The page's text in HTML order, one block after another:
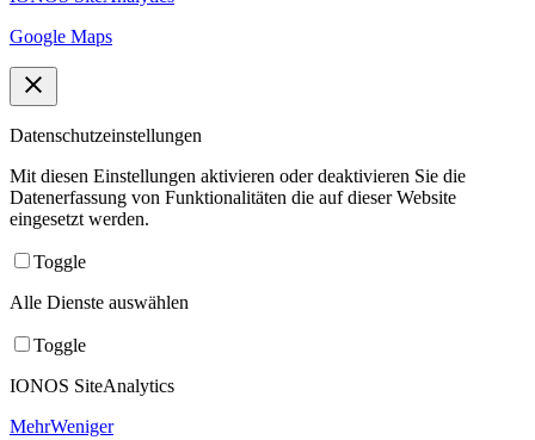
Google Maps
Datenschutzeinstellungen
Mit diesen Einstellungen aktivieren oder deaktivieren Sie die
Datenerfassung von Funktionalitäten die auf dieser Website
eingesetzt werden.
Toggle
Alle Dienste auswählen
Toggle
IONOS SiteAnalytics
MehrWeniger